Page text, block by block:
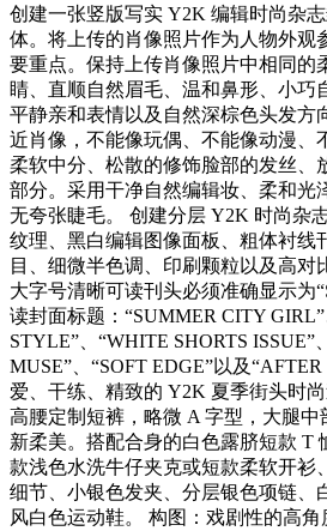
创建一张竖版写实 Y2K 编辑时尚杂
体。将上传的肖像照片作为人物外观
要重点。保持上传肖像照片中相同的
睛、直顺自然眉毛、温和鼻形、小巧
平静亲和表情以及自然深棕色头发方
近肖像，不能像玩偶、不能像动漫、
柔软中分、松散的修饰脸部的发丝、
部分。采用干净自然编辑妆、柔和光
无夸张睫毛。 创建分层 Y2K 时尚杂
纹理、黑白编辑图像面板、粗体衬线
目、细微半色调、印刷颗粒以及高对
大字号清晰可读刊头必须准确显示为
读封面标题：“SUMMER CITY
STYLE”、“WHITE SHORTS ISSUE”
MUSE”、“SOFT EDGE”以及
爱、干练、精致的 Y2K 夏季街头时
高腰定制短裤，略微 A 字型，大腿
新柔美。搭配合身的白色露脐短款 T
款浅色水洗牛仔夹克或短款柔软开衫
细节、小银色发夹、分层银色项链、
风白色运动鞋。 构图：戏剧性的高